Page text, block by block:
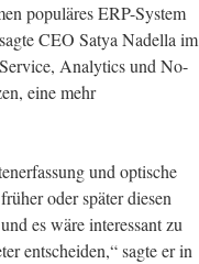
populäres ERP-System
CEO Satya Nadella im
Analytics und No-
eine mehr
und optische
oder später diesen
es wäre interessant zu
entscheiden,“ sagte er in